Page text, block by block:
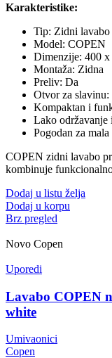
Karakteristike:
Tip: Zidni lavabo
Model: COPEN
Dimenzije: 400
Montaža: Zidna
Preliv: Da
Otvor za slavinu:
Kompaktan i
Lako održavanje
Pogodan za
COPEN zidni lavabo
kombinuje
Dodaj u listu želja
Dodaj u korpu
Brz pregled
Novo Copen
Uporedi
Lavabo COPEN
white
Umivaonici
Copen